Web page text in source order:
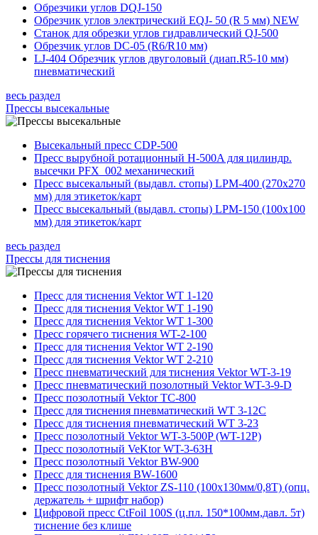
Обрезчики углов DQJ-150
Обрезчик углов электрический ЕQJ- 50 (R 5 мм) NEW
Станок для обрезки углов гидравлический QJ-500
Обрезчик углов DC-05 (R6/R10 мм)
LJ-404 Обрезчик углов двуголовый (диап.R5-10 мм)
пневматический
весь раздел
Прессы высекальные
Высекальный пресс CDP-500
Пресс вырубной ротационный H-500A для цилиндр.
высечки PFX_002 механический
Пресс высекальный (выдавл. стопы) LPM-400 (270х270
мм) для этикеток/карт
Пресс высекальный (выдавл. стопы) LPM-150 (100х100
мм) для этикеток/карт
весь раздел
Прессы для тиснения
Пресс для тиснения Vektor WT 1-120
Пресс для тиснения Vektor WT 1-190
Пресс для тиснения Vektor WT 1-300
Пресс горячего тиснения WT-2-100
Пресс для тиснения Vektor WT 2-190
Пресс для тиснения Vektor WT 2-210
Пресс пневматический для тиснения Vektor WT-3-19
Пресс пневматический позолотный Vektor WT-3-9-D
Пресс позолотный Vektor TC-800
Пресс для тиснения пневматический WT 3-12C
Пресс для тиснения пневматический WT 3-23
Пресс позолотный Vektor WT-3-500P (WT-12P)
Пресс позолотный VeKtor WT-3-63H
Пресс позолотный Vektor BW-900
Пресс для тиснения BW-1600
Пресс позолотный Vektor ZS-110 (100х130мм/0,8Т) (опц.
держатель + шрифт набор)
Цифровой пресс CtFoil 100S (ц.пл. 150*100мм,давл. 5т)
тиснение без клише